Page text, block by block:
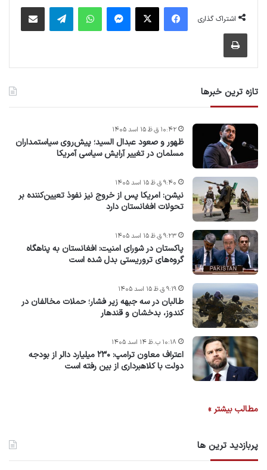
اشتراک گذاری
فیس بوک پیام رسان واتس آپ
تازه ترین خبرها
ظهور و صعود عبدال السید؛ پیش‌روی سیاستمداران
مسلمان در تغییر آرایش سیاسی آمریکا
۱۰:۴۲ ق.ظ ۱۵ اسد ۱۴۰۵
نیشن: امریکا پس از خروج نیز نفوذ تعیین‌کننده بر
تحولات افغانستان دارد
۹:۴۰ ق.ظ ۱۵ اسد ۱۴۰۵
پاکستان در شورای امنیت: افغانستان به پناهگاه
گروه‌های تروریستی بدل شده است
۹:۲۳ ق.ظ ۱۵ اسد ۱۴۰۵
طالبان در سه جبهه زیر فشار؛ حملات مخالفان در
کندوز، بدخشان و قندهار
۹:۱۹ ق.ظ ۱۵ اسد ۱۴۰۵
اعتراف معاون ترامپ: ۲۳۰ میلیارد دالر از بودجه
دولت با کلاهبرداری از بین رفته است
۱۰:۱۸ ب.ظ ۱۴ اسد ۱۴۰۵
مطالب بیشتر »
پربازدید ترین ها